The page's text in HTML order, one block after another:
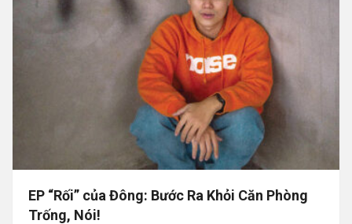
EP “Rối” của Đông: Bước Ra Khỏi Căn Phòng
Trống, Nói!